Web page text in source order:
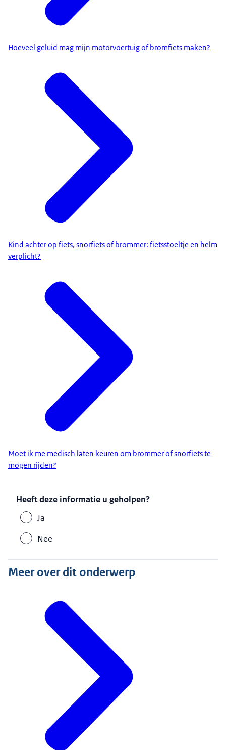
Hoeveel geluid mag mijn motorvoertuig of bromfiets maken?
Kind achter op fiets, snorfiets of brommer: fietsstoeltje en helm
verplicht?
Moet ik me medisch laten keuren om brommer of snorfiets te
mogen rijden?
Heeft deze informatie u geholpen?
Ja
Nee
Meer over dit onderwerp